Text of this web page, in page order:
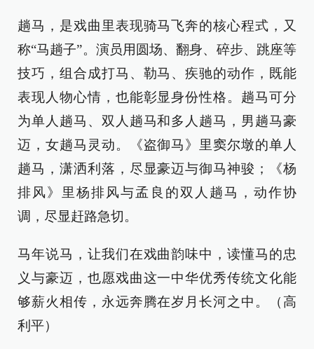
趟马，是戏曲里表现骑马飞奔的核心程式，又
称“马趟子”。演员用圆场、翻身、碎步、跳座等
技巧，组合成打马、勒马、疾驰的动作，既能
表现人物心情，也能彰显身份性格。趟马可分
为单人趟马、双人趟马和多人趟马，男趟马豪
迈，女趟马灵动。《盗御马》里窦尔墩的单人
趟马，潇洒利落，尽显豪迈与御马神骏；《杨
排风》里杨排风与孟良的双人趟马，动作协
调，尽显赶路急切。
马年说马，让我们在戏曲韵味中，读懂马的忠
义与豪迈，也愿戏曲这一中华优秀传统文化能
够薪火相传，永远奔腾在岁月长河之中。（高
利平）